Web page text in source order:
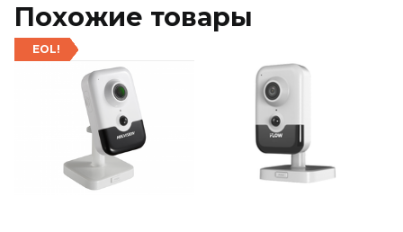
Похожие товары
EOL!